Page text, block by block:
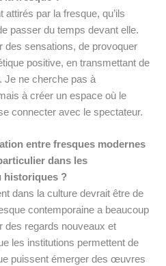
attirés par la fresque, qu’ils
passer du temps devant elle.
des sensations, de provoquer
positive, en transmettant de
Je ne cherche pas à
à créer un espace où le
connecter avec le spectateur.
entre fresques modernes
dans les
historiques ?
dans la culture devrait être de
contemporaine a beaucoup
des regards nouveaux et
les institutions permettent de
puissent émerger des œuvres